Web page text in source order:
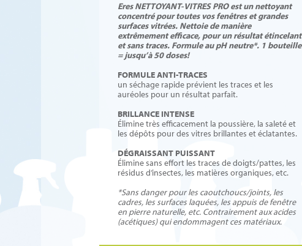
Eres NETTOYANT-VITRES PRO est un nettoyant
concentré pour toutes vos fenêtres et grandes
surfaces vitrées. Nettoie de manière
extrêmement efficace, pour un résultat étincelant
et sans traces. Formule au pH neutre*. 1 bouteille
= jusqu’à 50 doses!
FORMULE ANTI-TRACES
un séchage rapide prévient les traces et les
auréoles pour un résultat parfait.
BRILLANCE INTENSE
Élimine très efficacement la poussière, la saleté et
les dépôts pour des vitres brillantes et éclatantes.
DÉGRAISSANT PUISSANT
Élimine sans effort les traces de doigts/pattes, les
résidus d’insectes, les matières organiques, etc.
*Sans danger pour les caoutchoucs/joints, les
cadres, les surfaces laquées, les appuis de fenêtre
en pierre naturelle, etc. Contrairement aux acides
(acétiques) qui endommagent ces matériaux.